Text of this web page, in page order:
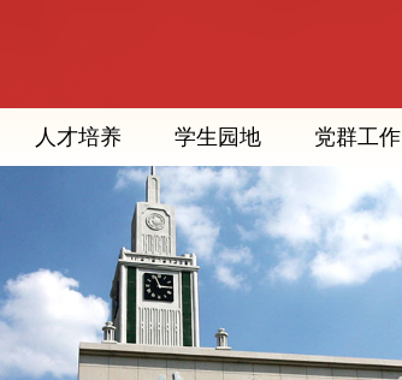
人才培养 学生园地 党群工作